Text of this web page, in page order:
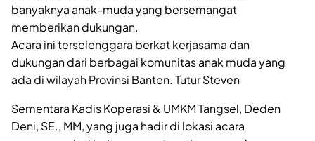
banyaknya anak-muda yang bersemangat
memberikan dukungan.
Acara ini terselenggara berkat kerjasama dan
dukungan dari berbagai komunitas anak muda yang
ada di wilayah Provinsi Banten. Tutur Steven
Sementara Kadis Koperasi & UMKM Tangsel, Deden
Deni, SE., MM, yang juga hadir di lokasi acara